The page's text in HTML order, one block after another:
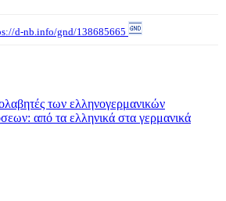
d-nb.info/gnd/138685665
των ελληνογερμανικών
από τα ελληνικά στα γερμανικά